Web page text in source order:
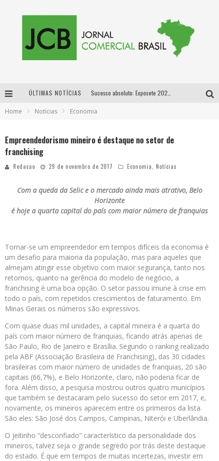
ÚLTIMAS NOTÍCIAS
Home Notícias Economia
Empreendedorismo mineiro é destaque no setor de
franchising
Redacao 29 de novembro de 2017 Economia Notícias
Com a queda da Selic e o mercado ainda mais atrativo, Belo
Horizonte
é hoje a quarta capital do país com maior número de franquias
Tornar-se um empreendedor em tempos difíceis da economia é
um desafio para maioria da população, mas para aqueles que
almejam atingir esse objetivo com maior segurança, tanto nos
retornos, quanto na gerência do modelo de negócio, a
franchising é uma boa opção. O setor passou imune à crise em
todo o país, com repetidos crescimentos de faturamento. Em
Minas Gerais os números são expressivos.
Com quase duas mil unidades, a capital mineira é a quarta do
país com maior número de franquias, ficando atrás apenas de
São Paulo, Rio de Janeiro e Brasília. Segundo o ranking realizado
pela ABF (Associação Brasileira de Franchising), das 30 cidades
brasileiras com maior número de unidades de franquias, 20 são
capitais (66,7%), e Belo Horizonte, claro, não poderia ficar de
fora. Além disso, a pesquisa mostrou outros quatro municípios
que também se destacaram pelo sucesso do setor em 2017, e,
novamente, os mineiros aparecem entre os primeiros da lista.
São eles: São José dos Campos, Campinas, Niterói e Uberlândia.
O jeitinho “desconfiado” característico da personalidade dos
mineiros, talvez seja o grande segredo por trás deste destaque
do estado. É que em tempos de muitas incertezas, investir em